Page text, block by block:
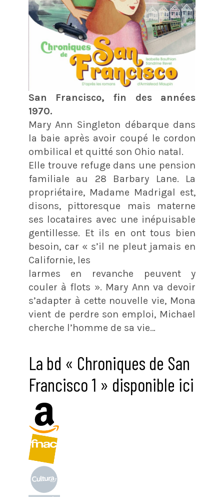
San Francisco, fin des années
1970.
Mary Ann Singleton débarque dans
la baie après avoir coupé le cordon
ombilical et quitté son Ohio natal.
Elle trouve refuge dans une pension
familiale au 28 Barbary Lane. La
propriétaire, Madame Madrigal est,
disons, pittoresque mais materne
ses locataires avec une inépuisable
gentillesse. Et ils en ont tous bien
besoin, car « s’il ne pleut jamais en
Californie, les
larmes en revanche peuvent y
couler à flots ». Mary Ann va devoir
s’adapter à cette nouvelle vie, Mona
vient de perdre son emploi, Michael
cherche l’homme de sa vie…
La bd « Chroniques de San
Francisco 1 » disponible ici